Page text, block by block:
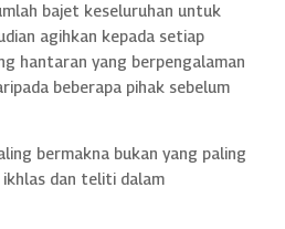
bajet keseluruhan untuk
agihkan kepada setiap
hantaran yang berpengalaman
beberapa pihak sebelum
bermakna bukan yang paling
dan teliti dalam